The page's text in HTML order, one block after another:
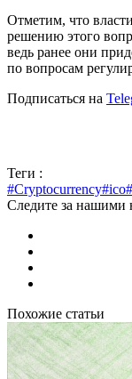
Отметим, что
решению этого
ведь ранее они
по вопросам
Подписаться на
Теги :
#Cryptocurrency#ico
Следите за нашими
Похожие статьи